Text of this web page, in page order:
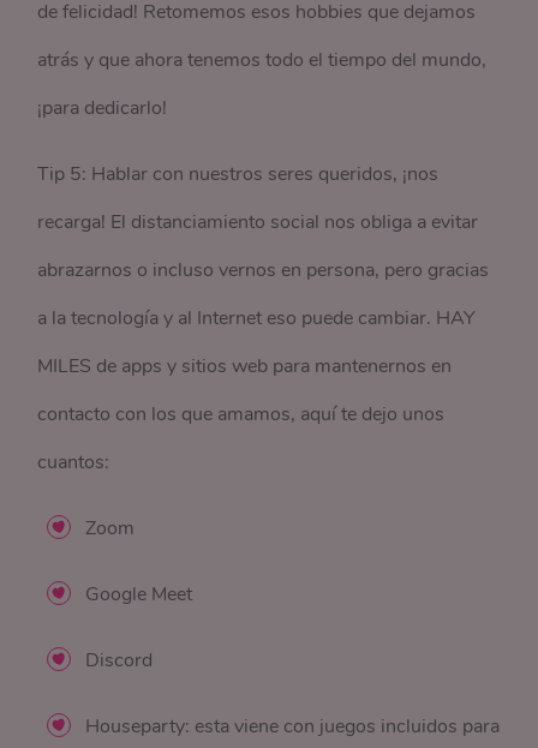
de felicidad! Retomemos esos hobbies que dejamos
atrás y que ahora tenemos todo el tiempo del mundo,
¡para dedicarlo!
Tip 5: Hablar con nuestros seres queridos, ¡nos
recarga! El distanciamiento social nos obliga a evitar
abrazarnos o incluso vernos en persona, pero gracias
a la tecnología y al Internet eso puede cambiar. HAY
MILES de apps y sitios web para mantenernos en
contacto con los que amamos, aquí te dejo unos
cuantos:
Zoom
Google Meet
Discord
Houseparty: esta viene con juegos incluidos para